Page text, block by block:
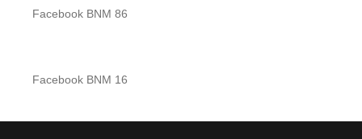
Facebook BNM 86
Facebook BNM 16